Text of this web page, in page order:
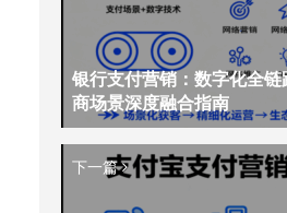
银行支付营销：数字化全链
商场景深度融合指南
下一篇